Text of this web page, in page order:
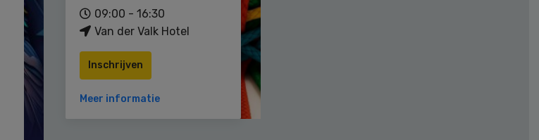
09:00 - 16:30
Van der Valk Hotel
Inschrijven
Meer informatie